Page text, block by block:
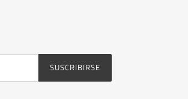
SUSCRIBIRSE